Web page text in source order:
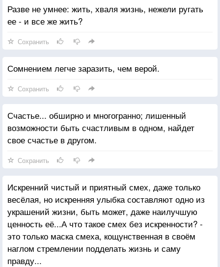
Разве не умнее: жить, хваля жизнь, нежели ругать
ее - и все же жить?
Сохранить
Сомнением легче заразить, чем верой.
Сохранить
Счастье... обширно и многогранно; лишенный
возможности быть счастливым в одном, найдет
свое счастье в другом.
Сохранить
Искренний чистый и приятный смех, даже только
весёлая, но искренняя улыбка составляют одно из
украшений жизни, быть может, даже наилучшую
ценность её...А что такое смех без искренности? -
это только маска смеха, кощунственная в своём
наглом стремлении подделать жизнь и саму
правду...